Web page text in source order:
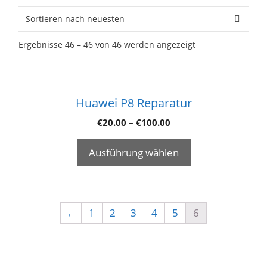
Ergebnisse 46 – 46 von 46 werden angezeigt
Huawei P8 Reparatur
€20.00 – €100.00
Ausführung wählen
← 1 2 3 4 5 6